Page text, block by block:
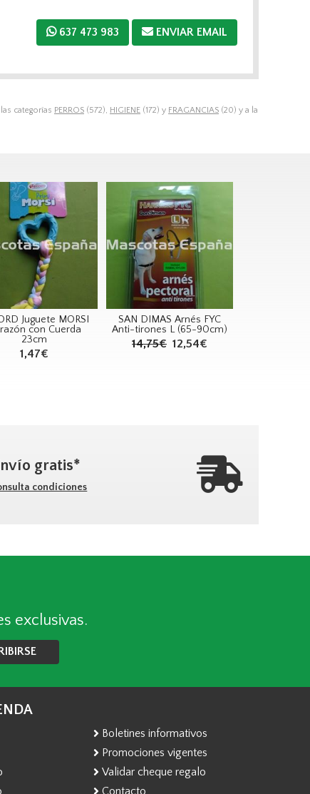
categorías PERROS (572), HIGIENE (172) y FRAGANCIAS (20) y a la
637 473 983 ENVIAR EMAIL
Juguete MORSI
con Cuerda
23cm
1,47€
SAN DIMAS Arnés FYC
Anti-tirones L (65-90cm)
14,75€ 12,54€
gratis*
condiciones
exclusivas.
Boletines informativos
Promociones vigentes
Validar cheque regalo
Contacto